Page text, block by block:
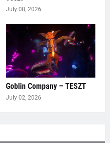
July 08, 2026
Goblin Company – TESZT
July 02, 2026